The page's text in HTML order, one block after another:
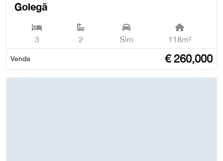
Golegã
3 2 Sim 118m²
Venda €260,000